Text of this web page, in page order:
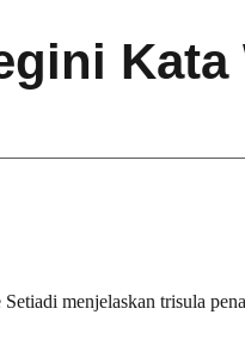
Kata
menjelaskan trisula